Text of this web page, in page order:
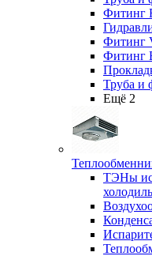
Фитинг
Фитинг
Фитинг
Труба и
Ещё 2
ТЭНы